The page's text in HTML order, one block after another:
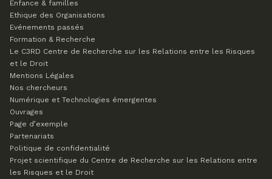
Enfance & familles
Ethique des Organisations
Evénements passés
Formation & Recherche
Le C3RD Centre de Recherche sur les Relations entre les Risques
et le Droit
Mentions Légales
Nos chercheurs
Numérique et Technologies émergentes
Ouvrages
Page d’exemple
Partenariats
Politique de confidentialité
Projet scientifique du Centre de Recherche sur les Relations entre
les Risques et le Droit